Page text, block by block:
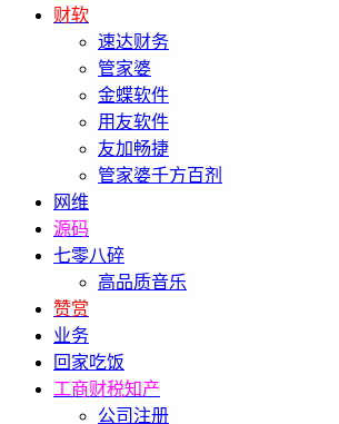
财软
速达财务
管家婆
金蝶软件
用友软件
友加畅捷
管家婆千方百剂
网维
源码
七零八碎
高品质音乐
赞赏
业务
回家吃饭
工商财税知产
公司注册